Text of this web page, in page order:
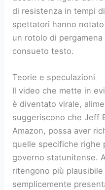
di resistenza in tempi
spettatori hanno
un rotolo di
consueto testo.
Teorie e speculazioni
Il video che mette in
è diventato virale,
suggeriscono che Jeff
Amazon, possa aver
quelle specifiche righe
governo statunitense.
ritengono più
semplicemente